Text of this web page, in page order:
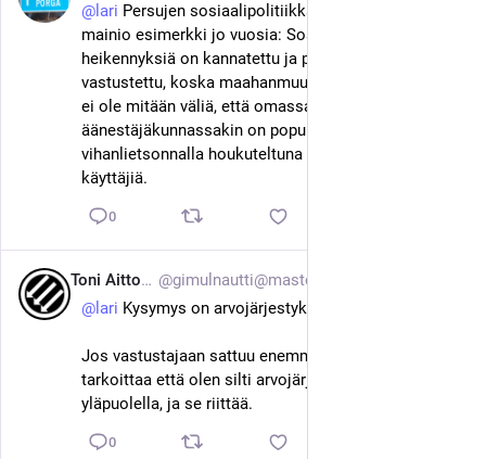
@ lari Persujen sosiaalipolitiikkahan on ollut tästä
mainio esimerkki jo vuosia: Sosiaaliturvan
heikennyksiä on kannatettu ja parantamista
vastustettu, koska maahanmuuttajat hyötyisivät - sillä
ei ole mitään väliä, että omassa
äänestäjäkunnassakin on populismilla ja
vihanlietsonnalla houkuteltuna sosiaaliturvan
käyttäjiä.
0
Toni Aittoniemi
@ lari Kysymys on arvojärjestyksestä.
Jos vastustajaan sattuu enemmän kuin minuun, se
tarkoittaa että olen silti arvojärjestyksessä
yläpuolella, ja se riittää.
0